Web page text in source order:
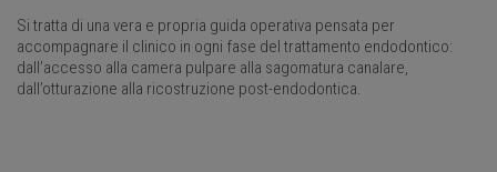
Si tratta di una vera e propria guida operativa pensata per
accompagnare il clinico in ogni fase del trattamento endodontico:
dall’accesso alla camera pulpare alla sagomatura canalare,
dall’otturazione alla ricostruzione post-endodontica.